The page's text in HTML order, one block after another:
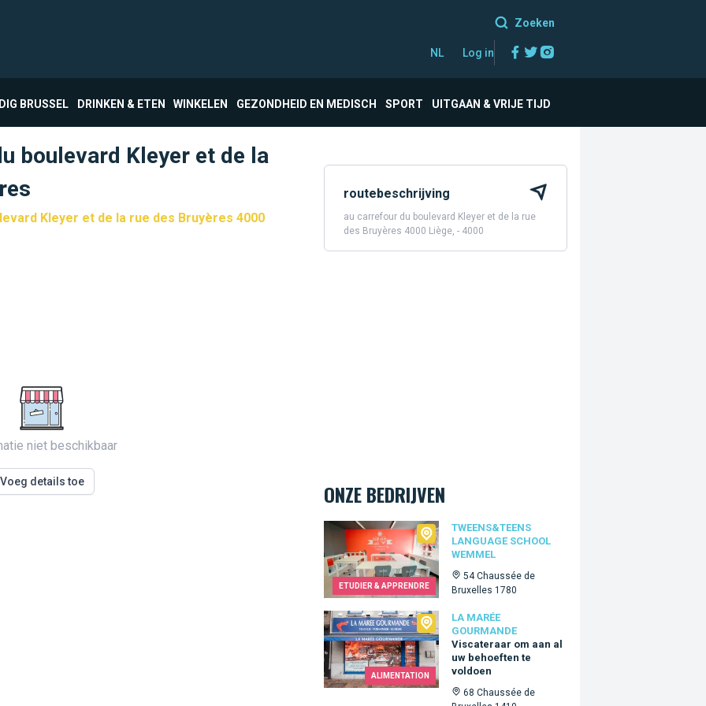
Zoeken
NL Log in Facebook
Twitter
BRUSSEL DRINKEN & ETEN WINKELEN GEZONDHEID EN MEDISCH SPORT UITGAAN & VRIJE TIJD
boulevard Kleyer et de la
Kleyer et de la rue des Bruyères 4000
niet beschikbaar
Voeg details toe
routebeschrijving
au carrefour du boulevard Kleyer et de la rue
des Bruyères 4000 Liège, - 4000
ONZE BEDRIJVEN
ETUDIER & APPRENDRE
TWEENS&TEENS
LANGUAGE SCHOOL
WEMMEL
54 Chaussée de
Bruxelles 1780
Tweens&Teens language school Wemmel
ALIMENTATION
LA MARÉE
GOURMANDE
Viscateraar om aan al
uw behoeften te
voldoen
68 Chaussée de
La Marée Gourmande